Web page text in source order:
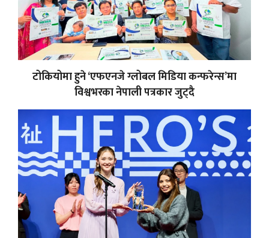
टोकियोमा हुने ‘एफएनजे ग्लोबल मिडिया कन्फरेन्स’मा
विश्वभरका नेपाली पत्रकार जुट्दै